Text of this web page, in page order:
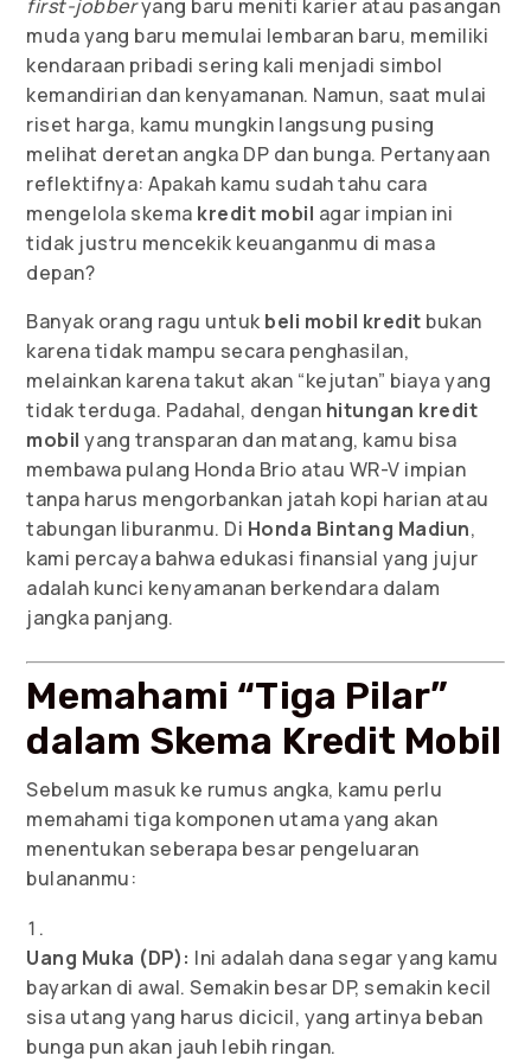
first-jobberyang baru meniti karier atau pasangan
muda yang baru memulai lembaran baru, memiliki
kendaraan pribadi sering kali menjadi simbol
kemandirian dan kenyamanan. Namun, saat mulai
riset harga, kamu mungkin langsung pusing
melihat deretan angka DP dan bunga. Pertanyaan
reflektifnya: Apakah kamu sudah tahu cara
mengelola skema kredit mobil agar impian ini
tidak justru mencekik keuanganmu di masa
depan?
Banyak orang ragu untuk beli mobil kredit bukan
karena tidak mampu secara penghasilan,
melainkan karena takut akan “kejutan” biaya yang
tidak terduga. Padahal, dengan hitungan kredit
mobil yang transparan dan matang, kamu bisa
membawa pulang Honda Brio atau WR-V impian
tanpa harus mengorbankan jatah kopi harian atau
tabungan liburanmu. Di Honda Bintang Madiun,
kami percaya bahwa edukasi finansial yang jujur
adalah kunci kenyamanan berkendara dalam
jangka panjang.
Memahami “Tiga Pilar”
dalam Skema Kredit Mobil
Sebelum masuk ke rumus angka, kamu perlu
memahami tiga komponen utama yang akan
menentukan seberapa besar pengeluaran
bulananmu:
Uang Muka (DP): Ini adalah dana segar yang kamu
bayarkan di awal. Semakin besar DP, semakin kecil
sisa utang yang harus dicicil, yang artinya beban
bunga pun akan jauh lebih ringan.